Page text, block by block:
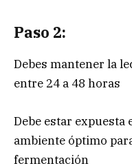
Paso 2:
Debes mantener la
entre 24 a 48 horas
Debe estar expuesta
ambiente óptimo
fermentación